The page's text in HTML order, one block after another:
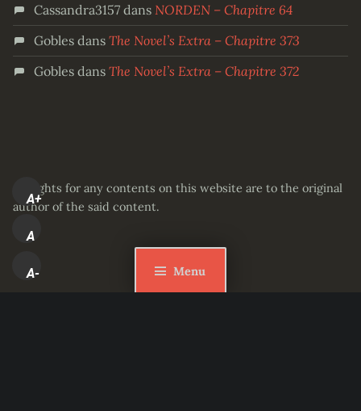
Menu
Cassandra3157dans NORDEN – Chapitre 64
Goblesdans The Novel’s Extra – Chapitre 373
Goblesdans The Novel’s Extra – Chapitre 372
All rights for any contents on this website are to the original
author of the said content.
A+
A
A-